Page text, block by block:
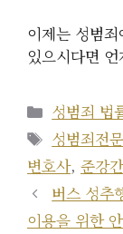
이제는 성범
있으시다면
카
테
고
리
성범죄 법
태
그
성범죄전
변호사, 준강
버스 성추
이용을 위한